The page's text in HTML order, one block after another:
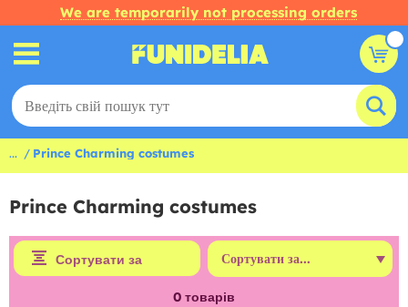
We are temporarily not processing orders
... Prince Charming costumes
Prince Charming costumes
Сортувати за
0 товарів